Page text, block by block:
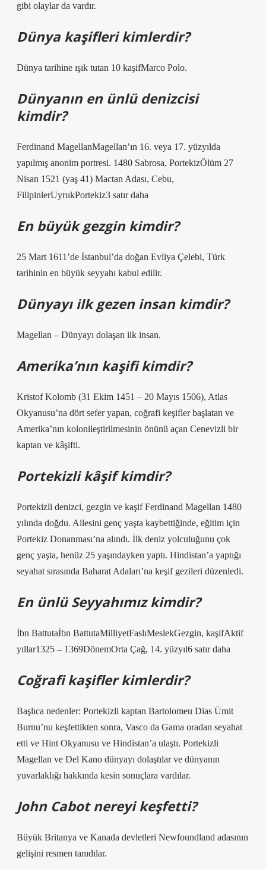
gibi olaylar da vardır.
Dünya kaşifleri kimlerdir?
Dünya tarihine ışık tutan 10 kaşifMarco Polo.
Dünyanın en ünlü denizcisi
kimdir?
Ferdinand MagellanMagellan’ın 16. veya 17. yüzyılda
yapılmış anonim portresi. 1480 Sabrosa, PortekizÖlüm 27
Nisan 1521 (yaş 41) Mactan Adası, Cebu,
FilipinlerUyrukPortekiz3 satır daha
En büyük gezgin kimdir?
25 Mart 1611’de İstanbul’da doğan Evliya Çelebi, Türk
tarihinin en büyük seyyahı kabul edilir.
Dünyayı ilk gezen insan kimdir?
Magellan – Dünyayı dolaşan ilk insan.
Amerika’nın kaşifi kimdir?
Kristof Kolomb (31 Ekim 1451 – 20 Mayıs 1506), Atlas
Okyanusu’na dört sefer yapan, coğrafi keşifler başlatan ve
Amerika’nın kolonileştirilmesinin önünü açan Cenevizli bir
kaptan ve kâşifti.
Portekizli kâşif kimdir?
Portekizli denizci, gezgin ve kaşif Ferdinand Magellan 1480
yılında doğdu. Ailesini genç yaşta kaybettiğinde, eğitim için
Portekiz Donanması’na alındı. İlk deniz yolculuğunu çok
genç yaşta, henüz 25 yaşındayken yaptı. Hindistan’a yaptığı
seyahat sırasında Baharat Adaları’na keşif gezileri düzenledi.
En ünlü Seyyahımız kimdir?
İbn Battutaİbn BattutaMilliyetFaslıMeslekGezgin, kaşifAktif
yıllar1325 – 1369DönemOrta Çağ, 14. yüzyıl6 satır daha
Coğrafi kaşifler kimlerdir?
Başlıca nedenler: Portekizli kaptan Bartolomeu Dias Ümit
Burnu’nu keşfettikten sonra, Vasco da Gama oradan seyahat
etti ve Hint Okyanusu ve Hindistan’a ulaştı. Portekizli
Magellan ve Del Kano dünyayı dolaştılar ve dünyanın
yuvarlaklığı hakkında kesin sonuçlara vardılar.
John Cabot nereyi keşfetti?
Büyük Britanya ve Kanada devletleri Newfoundland adasının
gelişini resmen tanıdılar.